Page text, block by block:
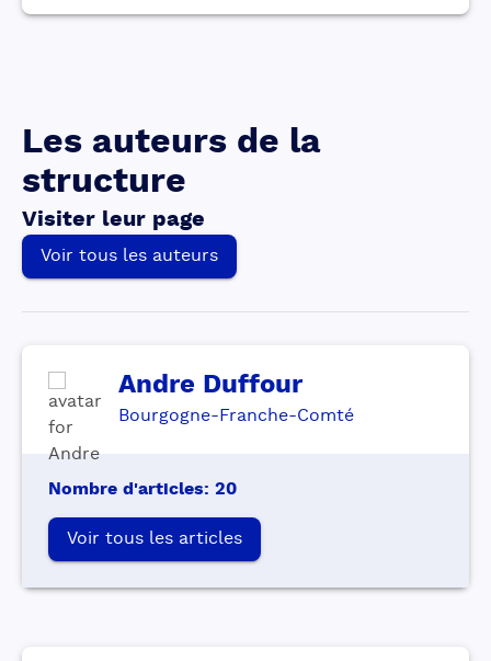
Les auteurs de la
structure
Visiter leur page
Voir tous les auteurs
Andre Duffour
Bourgogne-Franche-Comté
Nombre d'articles: 20
Voir tous les articles